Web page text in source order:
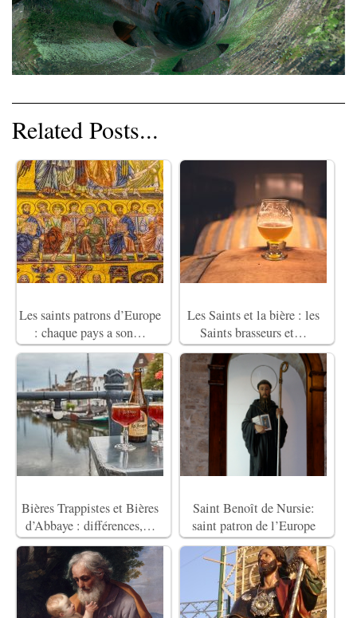
Related Posts...
Les saints patrons d’Europe
: chaque pays a son…
Les Saints et la bière : les
Saints brasseurs et…
Bières Trappistes et Bières
d’Abbaye : différences,…
Saint Benoît de Nursie:
saint patron de l’Europe